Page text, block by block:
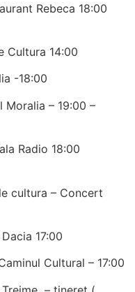
Rebeca 18:00
Cultura 14:00
-18:00
Moralia – 19:00 –
Radio 18:00
cultura – Concert
17:00
Cultural – 17:00